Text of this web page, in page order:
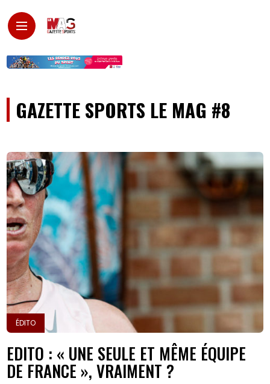
GAZETTE SPORTS LE MAG #8
ÉDITO
EDITO : « UNE SEULE ET MÊME ÉQUIPE
DE FRANCE », VRAIMENT ?